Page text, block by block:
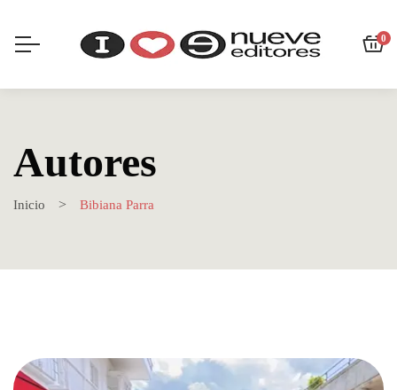
0
Autores
Inicio Bibiana Parra